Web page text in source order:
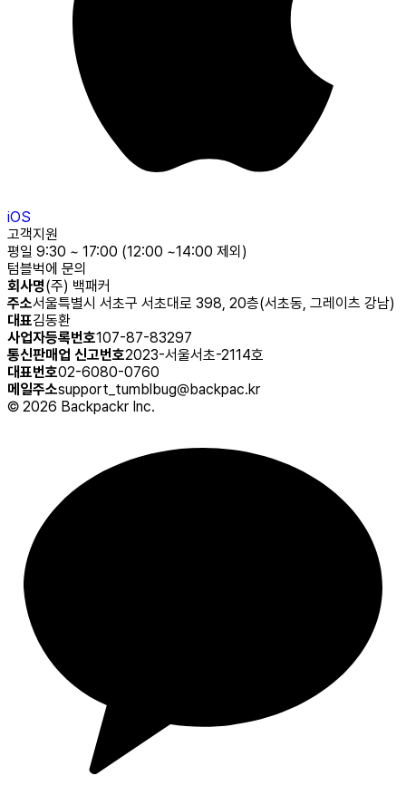
iOS
고객지원
평일 9:30 ~ 17:00 (12:00 ~14:00 제외)
텀블벅에 문의
회사명(주) 백패커
주소서울특별시 서초구 서초대로 398, 20층(서초동, 그레이츠 강남)
대표김동환
사업자등록번호107-87-83297
통신판매업 신고번호2023-서울서초-2114호
대표번호02-6080-0760
메일주소support_tumblbug@backpac.kr
© 2026 Backpackr Inc.